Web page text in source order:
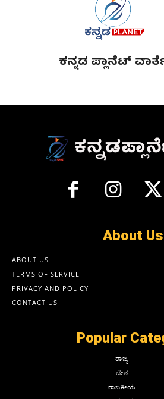
ಕನ್ನಡ ಪ್ಲಾನೆಟ್
About Us
ABOUT US
TERMS OF SERVICE
PRIVACY AND POLICY
CONTACT US
Popular
ರಾಜ್ಯ
ದೇಶ
ರಾಜಕೀಯ